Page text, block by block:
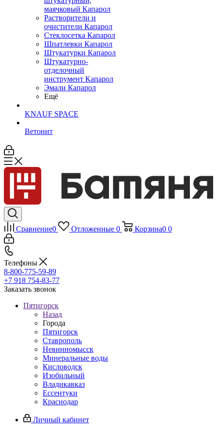
маячковый Капарол
Растворители и
очистители Капарол
Cтеклосетка Капарол
Шпатлевки Капарол
Штукатурки Капарол
Штукатурно-
отделочный
инструмент Капарол
Эмали Капарол
Ещё
KNAUF SPACE
Ветонит
Сравнение0 Отложенные 0 Корзина0 0
Телефоны
8-800-775-59-89
+7 918 754-83-77
Заказать звонок
Пятигорск
Назад
Города
Пятигорск
Ставрополь
Невинномысск
Минеральные воды
Кисловодск
Изобильный
Владикавказ
Ессентуки
Краснодар
Личный кабинет